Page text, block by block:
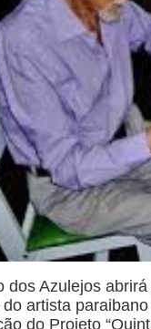
dos Azulejos
artista
do Projeto